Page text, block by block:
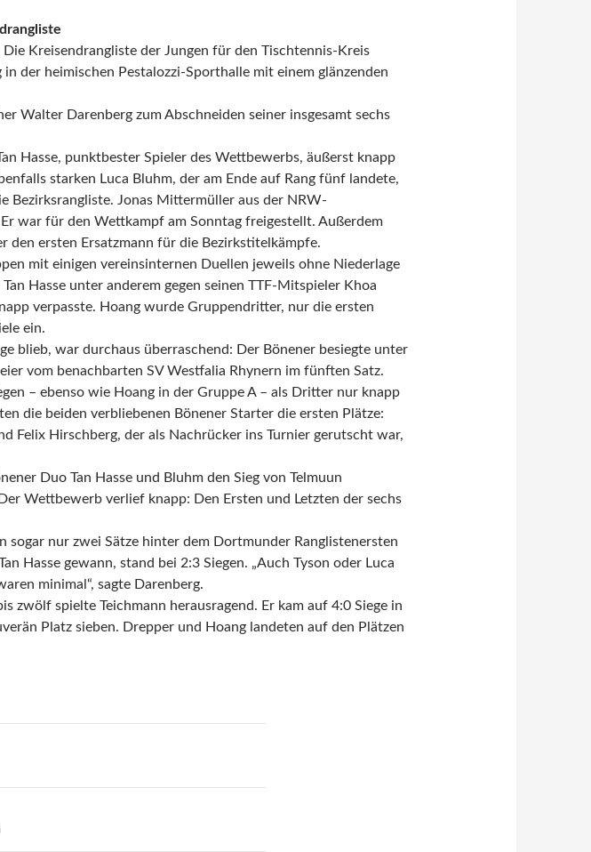
Kreisendrangliste der Jungen für den Tischtennis-Kreis
der heimischen Pestalozzi-Sporthalle mit einem glänzenden
Walter Darenberg zum Abschneiden seiner insgesamt sechs
Hasse, punktbester Spieler des Wettbewerbs, äußerst knapp
starken Luca Bluhm, der am Ende auf Rang fünf landete,
Bezirksrangliste. Jonas Mittermüller aus der NRW-
war für den Wettkampf am Sonntag freigestellt. Außerdem
den ersten Ersatzmann für die Bezirkstitelkämpfe.
mit einigen vereinsinternen Duellen jeweils ohne Niederlage
Hasse unter anderem gegen seinen TTF-Mitspieler Khoa
verpasste. Hoang wurde Gruppendritter, nur die ersten
ein.
blieb, war durchaus überraschend: Der Bönener besiegte unter
vom benachbarten SV Westfalia Rhynern im fünften Satz.
– ebenso wie Hoang in der Gruppe A – als Dritter nur knapp
die beiden verbliebenen Bönener Starter die ersten Plätze:
Felix Hirschberg, der als Nachrücker ins Turnier gerutscht war,
Duo Tan Hasse und Bluhm den Sieg von Telmuun
Wettbewerb verlief knapp: Den Ersten und Letzten der sechs
sogar nur zwei Sätze hinter dem Dortmunder Ranglistenersten
Hasse gewann, stand bei 2:3 Siegen. „Auch Tyson oder Luca
minimal“, sagte Darenberg.
zwölf spielte Teichmann herausragend. Er kam auf 4:0 Siege in
Platz sieben. Drepper und Hoang landeten auf den Plätzen